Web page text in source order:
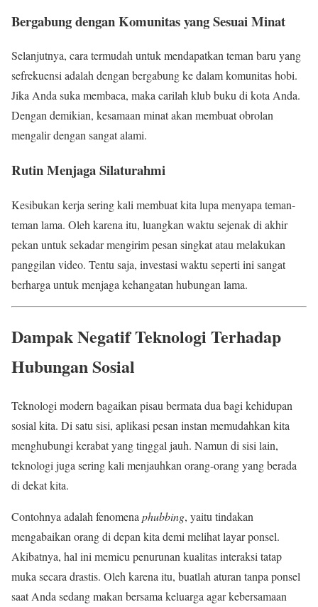
Bergabung dengan Komunitas yang Sesuai Minat
Selanjutnya, cara termudah untuk mendapatkan teman baru yang
sefrekuensi adalah dengan bergabung ke dalam komunitas hobi.
Jika Anda suka membaca, maka carilah klub buku di kota Anda.
Dengan demikian, kesamaan minat akan membuat obrolan
mengalir dengan sangat alami.
Rutin Menjaga Silaturahmi
Kesibukan kerja sering kali membuat kita lupa menyapa teman-
teman lama. Oleh karena itu, luangkan waktu sejenak di akhir
pekan untuk sekadar mengirim pesan singkat atau melakukan
panggilan video. Tentu saja, investasi waktu seperti ini sangat
berharga untuk menjaga kehangatan hubungan lama.
Dampak Negatif Teknologi Terhadap
Hubungan Sosial
Teknologi modern bagaikan pisau bermata dua bagi kehidupan
sosial kita. Di satu sisi, aplikasi pesan instan memudahkan kita
menghubungi kerabat yang tinggal jauh. Namun di sisi lain,
teknologi juga sering kali menjauhkan orang-orang yang berada
di dekat kita.
Contohnya adalah fenomena phubbing, yaitu tindakan
mengabaikan orang di depan kita demi melihat layar ponsel.
Akibatnya, hal ini memicu penurunan kualitas interaksi tatap
muka secara drastis. Oleh karena itu, buatlah aturan tanpa ponsel
saat Anda sedang makan bersama keluarga agar kebersamaan